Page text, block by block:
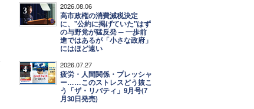
3 2026.08.06
高市政権の消費減税決定
に、"公約に掲げていた"はず
の与野党が猛反発 ─ 一歩前
進ではあるが「小さな政府」
にはほど遠い
4 2026.07.27
疲労・人間関係・プレッシャ
ー……このストレスどう抜こ
う「ザ・リバティ」9月号(7
月30日発売)